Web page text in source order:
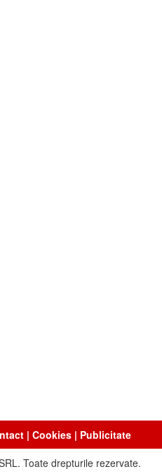
| Cookies| Publicitate
Toate drepturile rezervate.